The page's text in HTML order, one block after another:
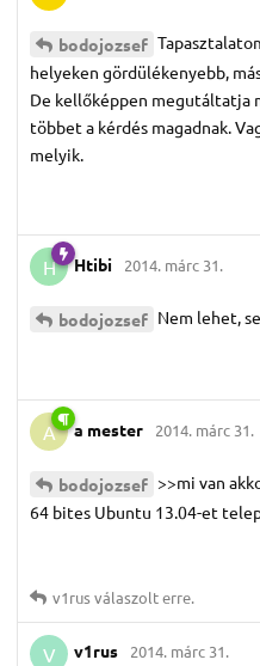
bodojozsef
helyeken gördülékenyebb,
De kellőképpen megutáltatja
többet a kérdés magadnak.
melyik.
H Htibi 2014. márc 31.
bodojozsef Nem lehet,
A a mester 2014. márc 31.
bodojozsef >>mi van
64 bites Ubuntu 13.04-et
v1rusválaszolt erre.
V v1rus 2014. márc 31.